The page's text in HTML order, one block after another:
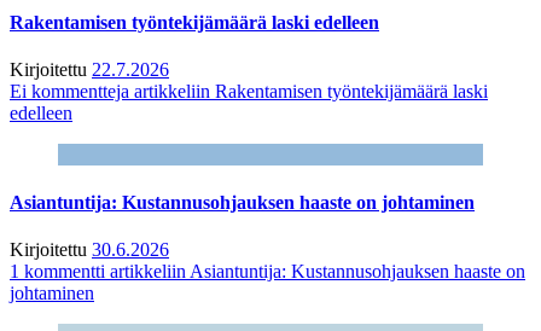
Rakentamisen työntekijämäärä laski edelleen
Kirjoitettu 22.7.2026
Ei kommentteja artikkeliin Rakentamisen työntekijämäärä laski
edelleen
Asiantuntija: Kustannusohjauksen haaste on johtaminen
Kirjoitettu 30.6.2026
1 kommentti artikkeliin Asiantuntija: Kustannusohjauksen haaste on
johtaminen